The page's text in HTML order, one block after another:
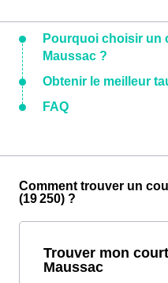
Pourquoi choisir un
Maussac ?
Obtenir le meilleur
FAQ
Comment trouver un
(19 250) ?
Trouver mon
Maussac